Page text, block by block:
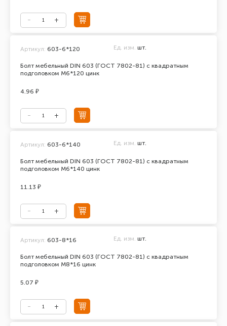
Болт мебельный DIN 603 (ГОСТ 7802-81) с квадратным
подголовком М6*120 цинк
Артикул: 603-6*120 Ед. изм. шт.
4.96 ₽
Болт мебельный DIN 603 (ГОСТ 7802-81) с квадратным
подголовком М6*140 цинк
Артикул: 603-6*140 Ед. изм. шт.
11.13 ₽
Болт мебельный DIN 603 (ГОСТ 7802-81) с квадратным
подголовком М8*16 цинк
Артикул: 603-8*16 Ед. изм. шт.
5.07 ₽